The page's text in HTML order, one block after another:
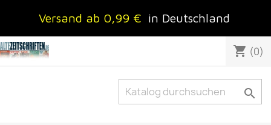
Versand ab 0,99 € in Deutschland
shopping_cart (0)
